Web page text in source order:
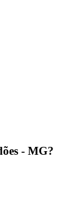
- MG?